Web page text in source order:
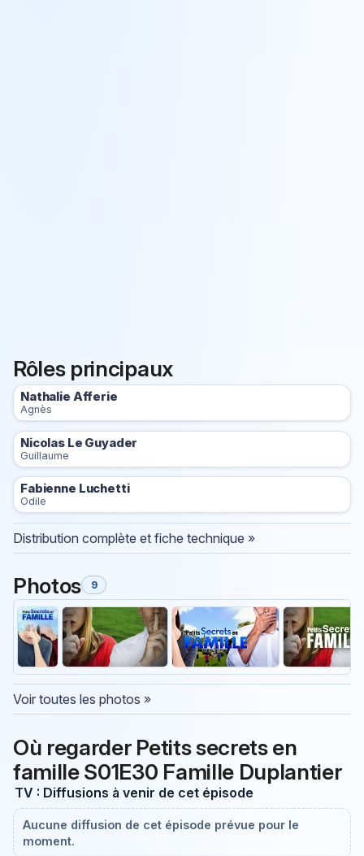
Rôles principaux
Nathalie Afferie
Agnès
Nicolas Le Guyader
Guillaume
Fabienne Luchetti
Odile
Distribution complète et fiche technique »
Photos 9
Voir toutes les photos »
Où regarder Petits secrets en
famille S01E30 Famille Duplantier
TV : Diffusions à venir de cet épisode
Aucune diffusion de cet épisode prévue pour le
moment.